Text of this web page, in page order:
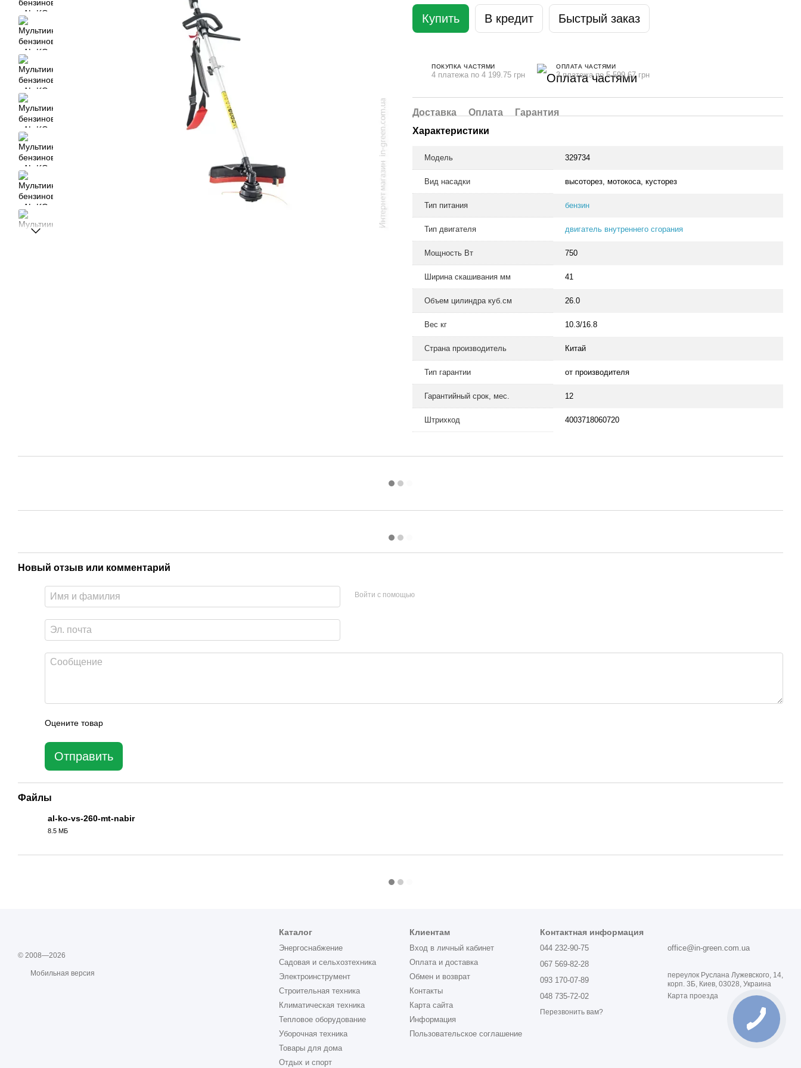
Купить В кредит Быстрый заказ
ПОКУПКА ЧАСТЯМИ
4 платежа по 4 199.75 грн
ОПЛАТА ЧАСТЯМИ
3 платежа по 5 599.67 грн
Доставка Оплата
Гарантия
Характеристики
Модель 329734
Вид насадки высоторез, мотокоса, кусторез
Тип питания бензин
Тип двигателя двигатель внутреннего сгорания
Мощность Вт 750
Ширина скашивания мм 41
Объем цилиндра куб.см 26.0
Вес кг 10.3/16.8
Страна производитель Китай
Тип гарантии от производителя
Гарантийный срок, мес. 12
Штрихкод 4003718060720
Новый отзыв или комментарий
Войти с помощью
Оцените товар
Отправить
Файлы
al-ko-vs-260-mt-nabir
8.5 МБ
© 2008—2026
Мобильная версия
Каталог
Энергоснабжение
Садовая и сельхозтехника
Электроинструмент
Строительная техника
Климатическая техника
Тепловое оборудование
Уборочная техника
Товары для дома
Отдых и спорт
Клиентам
Вход в личный кабинет
Оплата и доставка
Обмен и возврат
Контакты
Карта сайта
Информация
Пользовательское соглашение
Контактная информация
044 232-90-75
067 569-82-28
093 170-07-89
048 735-72-02
Перезвонить вам?
office@in-green.com.ua
переулок Руслана Лужевского, 14,
корп. 3Б, Киев, 03028, Украина
Карта проезда